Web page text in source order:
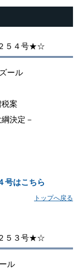
５４号★☆
ール
案
決定－
号はこちら
トップへ戻る
５３号★☆
ル